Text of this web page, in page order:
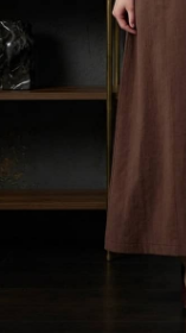
marka/modeli,
sitesinde sözleşme
beyan eder.
teyit etmekle,
ödeme ve
günlük süreyi
kişi/kuruluşa
yansıtılacaktır.